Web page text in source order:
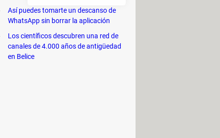
(por ejemplo, una unidad de
lógica). Por último, un ordenador
Así puedes tomarte un descanso de
WhatsApp sin borrar la aplicación
Los científicos descubren una red de
canales de 4.000 años de antigüedad
en Belice